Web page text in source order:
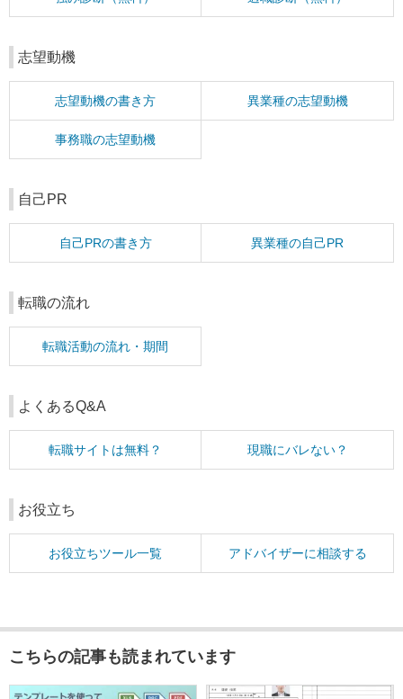
志望動機
志望動機の書き方 異業種の志望動機
事務職の志望動機
自己PR
自己PRの書き方 異業種の自己PR
転職の流れ
転職活動の流れ・期間
よくあるQ&A
転職サイトは無料？ 現職にバレない？
お役立ち
お役立ちツール一覧 アドバイザーに相談する
こちらの記事も読まれています